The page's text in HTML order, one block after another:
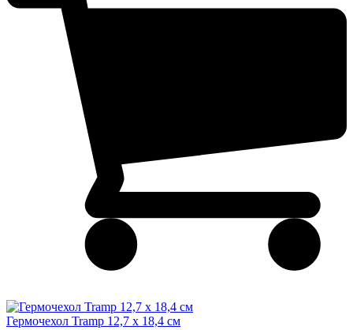
Гермочехол Tramp 12,7 х 18,4 см